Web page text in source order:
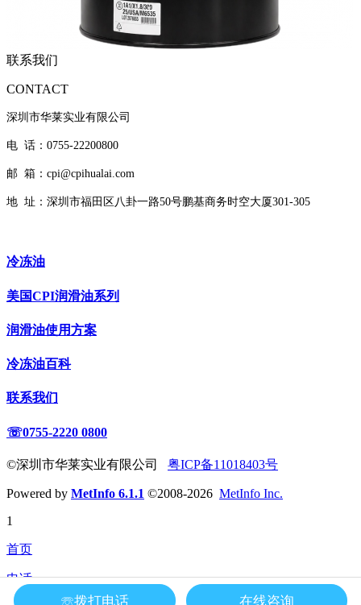
联系我们
CONTACT
深圳市华莱实业有限公司
电 话：0755-22200800
邮 箱：cpi@cpihualai.com
地 址： 深圳市福田区八卦一路50号鹏基商务时空大厦301-305
冷冻油
美国CPI润滑油系列
润滑油使用方案
冷冻油百科
联系我们
☏0755-2220 0800
©深圳市华莱实业有限公司 粤ICP备11018403号
Powered by MetInfo 6.1.1 ©2008-2026 MetInfo Inc.
1
首页
电话
☏拨打电话 在线咨询